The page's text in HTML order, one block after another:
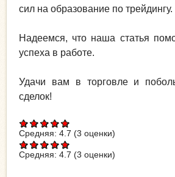
сил на образование по трейдингу.
Надеемся, что наша статья
успеха в работе.
Удачи вам в торговле и
сделок!
Средняя: 4.7 (3 оценки)
Средняя: 4.7 (3 оценки)